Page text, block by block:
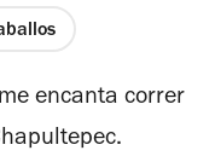
encanta correr